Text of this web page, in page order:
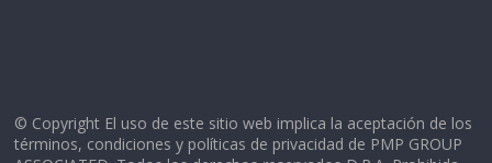
© Copyright El uso de este sitio web implica la aceptación de los
términos, condiciones y políticas de privacidad de PMP GROUP